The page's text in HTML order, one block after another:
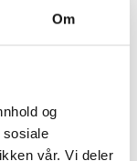
Om
og
sosiale
vår. Vi deler